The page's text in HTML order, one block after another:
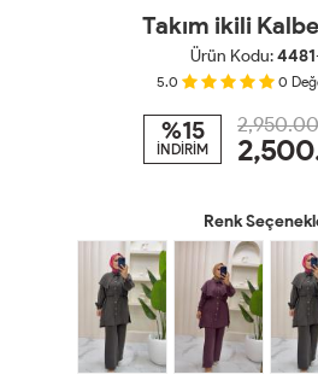
Takım ikili
Ürün Kodu:
5.0 0
%15
İNDİRİM
Renk